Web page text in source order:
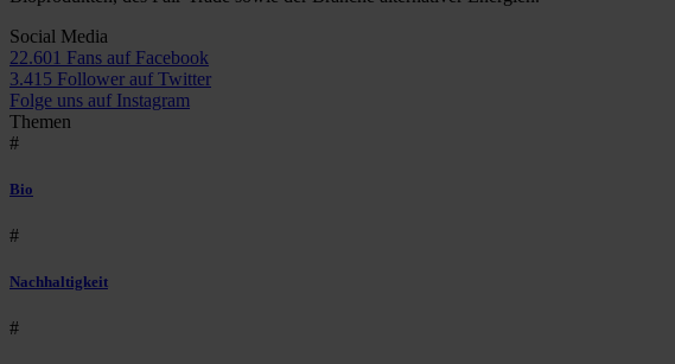
Social Media
22.601 Fans auf Facebook
3.415 Follower auf Twitter
Folge uns auf Instagram
Themen
#
Bio
#
Nachhaltigkeit
#